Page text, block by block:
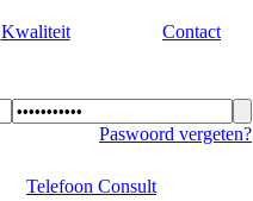
Kwaliteit Contact
Paswoord vergeten?
Telefoon Consult